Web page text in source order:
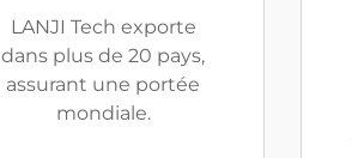
LANJI Tech exporte
dans plus de 20 pays,
assurant une portée
mondiale.